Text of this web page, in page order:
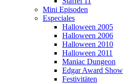
Mini Episoden
Especiales
Halloween 2005
Halloween 2006
Halloween 2010
Halloween 2011
Maniac Dungeon
Edgar Award Show
Festivitäten